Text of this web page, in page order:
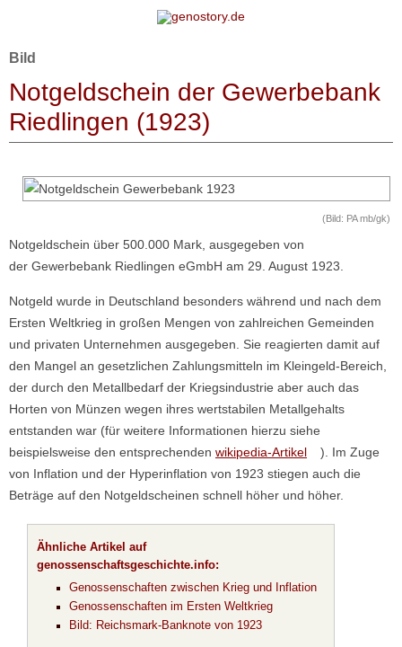
Bild
Notgeldschein der Gewerbebank
Riedlingen (1923)
(Bild: PA mb/gk)
Notgeldschein über 500.000 Mark, ausgegeben von
der Gewerbebank Riedlingen eGmbH am 29. August 1923.
Notgeld wurde in Deutschland besonders während und nach dem
Ersten Weltkrieg in großen Mengen von zahlreichen Gemeinden
und privaten Unternehmen ausgegeben. Sie reagierten damit auf
den Mangel an gesetzlichen Zahlungsmitteln im Kleingeld-Bereich,
der durch den Metallbedarf der Kriegsindustrie aber auch das
Horten von Münzen wegen ihres wertstabilen Metallgehalts
entstanden war (für weitere Informationen hierzu siehe
beispielsweise den entsprechenden wikipedia-Artikel
). Im Zuge
von Inflation und der Hyperinflation von 1923 stiegen auch die
Beträge auf den Notgeldscheinen schnell höher und höher.
Ähnliche Artikel auf
genossenschaftsgeschichte.info:
Genossenschaften zwischen Krieg und Inflation
Genossenschaften im Ersten Weltkrieg
Bild: Reichsmark-Banknote von 1923